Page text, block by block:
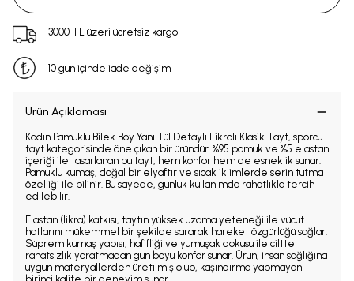
3000 TL üzeri ücretsiz kargo
10 gün içinde iade değişim
Ürün Açıklaması
Kadın Pamuklu Bilek Boy Yanı Tül Detaylı Likralı Klasik Tayt, sporcu
tayt kategorisinde öne çıkan bir üründür. %95 pamuk ve %5 elastan
içeriği ile tasarlanan bu tayt, hem konfor hem de esneklik sunar.
Pamuklu kumaş, doğal bir elyaftır ve sıcak iklimlerde serin tutma
özelliği ile bilinir. Bu sayede, günlük kullanımda rahatlıkla tercih
edilebilir.
Elastan (likra) katkısı, taytın yüksek uzama yeteneği ile vücut
hatlarını mükemmel bir şekilde sararak hareket özgürlüğü sağlar.
Süprem kumaş yapısı, hafifliği ve yumuşak dokusu ile ciltte
rahatsızlık yaratmadan gün boyu konfor sunar. Ürün, insan sağlığına
uygun materyallerden üretilmiş olup, kaşındırma yapmayan